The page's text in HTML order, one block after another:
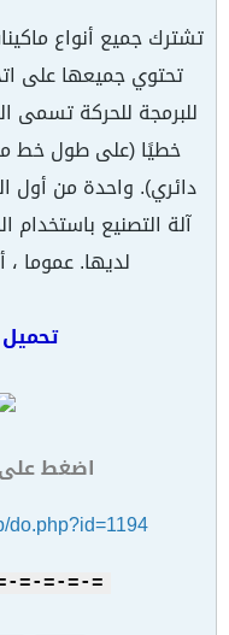
تحتوي جميعها على
للبرمجة للحركة تسمى
خطيًا (على طول خط
دائري). واحدة من أول
آلة التصنيع باستخدام
لديها. عموما ،
اضغط
do.php?id=1194
=-=-=-=-